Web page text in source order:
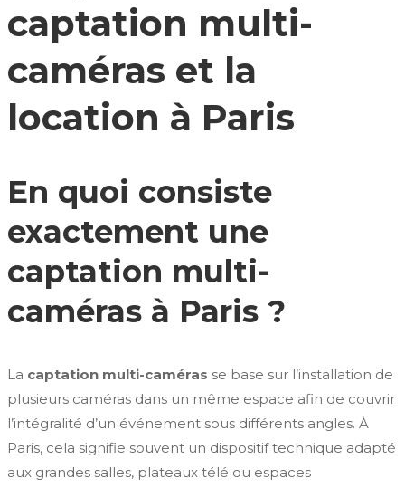
captation multi-
caméras et la
location à Paris
En quoi consiste
exactement une
captation multi-
caméras à Paris ?
La captation multi-caméras se base sur l’installation de
plusieurs caméras dans un même espace afin de couvrir
l’intégralité d’un événement sous différents angles. À
Paris, cela signifie souvent un dispositif technique adapté
aux grandes salles, plateaux télé ou espaces